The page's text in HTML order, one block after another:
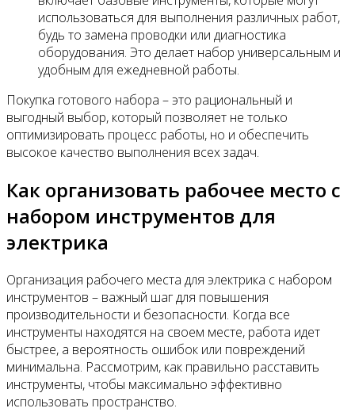
использоваться для выполнения различных работ,
будь то замена проводки или диагностика
оборудования. Это делает набор универсальным и
удобным для ежедневной работы.
Покупка готового набора – это рациональный и
выгодный выбор, который позволяет не только
оптимизировать процесс работы, но и обеспечить
высокое качество выполнения всех задач.
Как организовать рабочее место с
набором инструментов для
электрика
Организация рабочего места для электрика с набором
инструментов – важный шаг для повышения
производительности и безопасности. Когда все
инструменты находятся на своем месте, работа идет
быстрее, а вероятность ошибок или повреждений
минимальна. Рассмотрим, как правильно расставить
инструменты, чтобы максимально эффективно
использовать пространство.